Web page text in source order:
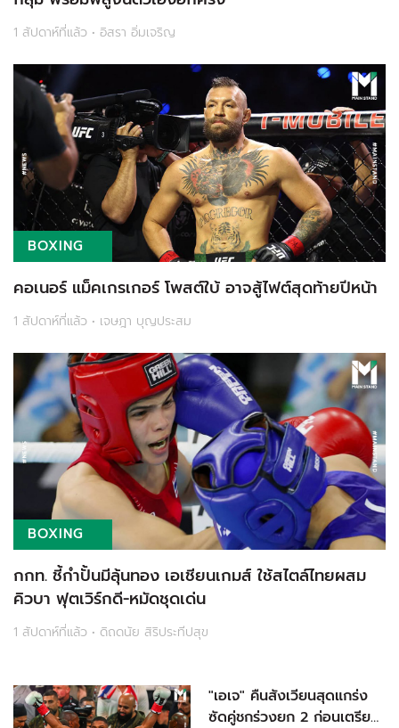
1 สัปดาห์ที่แล้ว • อิสรา อิ่มเจริญ
BOXING
คอเนอร์ แม็คเกรเกอร์ โพสต์ใบ้ อาจสู้ไฟต์สุดท้ายปีหน้า
1 สัปดาห์ที่แล้ว • เจษฎา บุญประสม
BOXING
กกท. ชี้กำปั้นมีลุ้นทอง เอเชียนเกมส์ ใช้สไตล์ไทยผสม
คิวบา ฟุตเวิร์กดี-หมัดชุดเด่น
1 สัปดาห์ที่แล้ว • ดิถดนัย สิริประทีปสุข
"เอเจ" คืนสังเวียนสุดแกร่ง
ซัดคู่ชกร่วงยก 2 ก่อนเตรียม